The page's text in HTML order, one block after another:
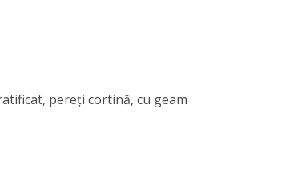
pereți cortină, cu geam